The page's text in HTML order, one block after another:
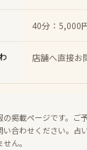
40分：5,000
店舗へ直接お
の掲載ページです。ご
い合わせください。占
ん。